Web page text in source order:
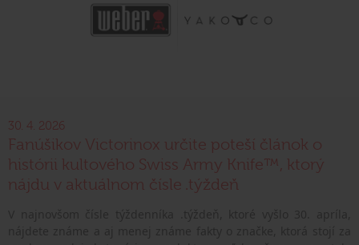
30. 4. 2026
Fanúšikov Victorinox určite poteší článok o
histórii kultového Swiss Army Knife™, ktorý
nájdu v aktuálnom čísle .týždeň